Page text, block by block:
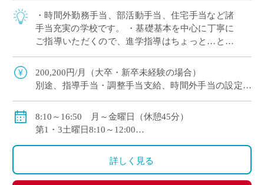
・時間外勤務手当、部活動手当、住宅手当など諸
手当充実の学校です。 ・基礎基本を中心に丁寧に
ご指導いただくので、進学指導はちょっと…とい
う方も働きやすい♪ ・職員室の風通しがよく、困
ったことやわからないことを相談しやすい環 […]
200,200円/月（大卒・新卒未経験の場合）
別途、指導手当・調整手当支給、時間外手当の設定あ
り！
賞与あり
部活動指導手当、扶養手当、住宅手当、通勤手当など
8:10～16:50 月～金曜日（休憩45分）
第1・3土曜日8:10～12:00
※学校行事等により出勤日変更の可能性あり
詳しく見る